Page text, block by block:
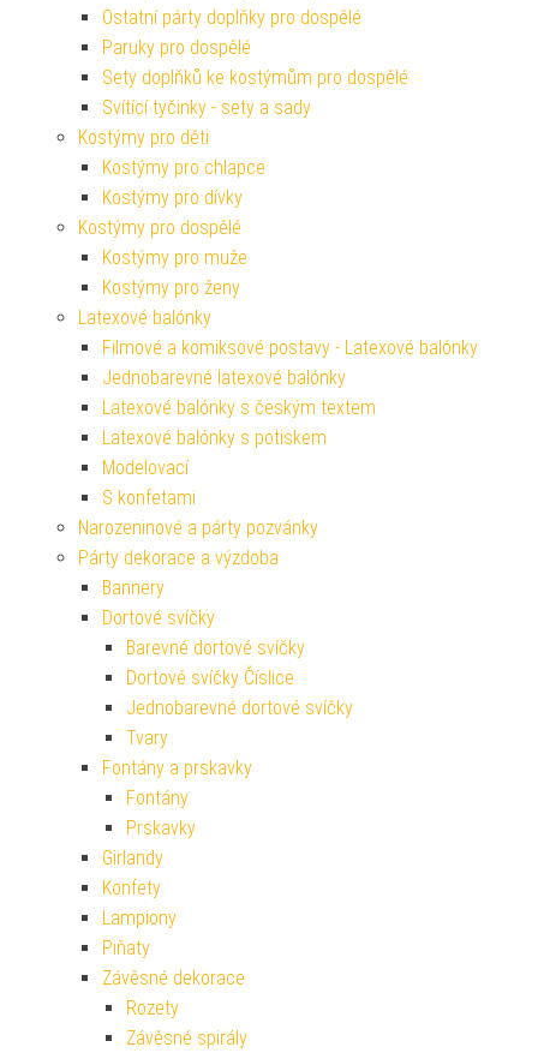
Ostatní párty doplňky pro dospělé
Paruky pro dospělé
Sety doplňků ke kostýmům pro dospělé
Svítící tyčinky - sety a sady
Kostýmy pro děti
Kostýmy pro chlapce
Kostýmy pro dívky
Kostýmy pro dospělé
Kostýmy pro muže
Kostýmy pro ženy
Latexové balónky
Filmové a komiksové postavy - Latexové balónky
Jednobarevné latexové balónky
Latexové balónky s českým textem
Latexové balónky s potiskem
Modelovací
S konfetami
Narozeninové a párty pozvánky
Párty dekorace a výzdoba
Bannery
Dortové svíčky
Barevné dortové svíčky
Dortové svíčky Číslice
Jednobarevné dortové svíčky
Tvary
Fontány a prskavky
Fontány
Prskavky
Girlandy
Konfety
Lampiony
Piňaty
Závěsné dekorace
Rozety
Závěsné spirály